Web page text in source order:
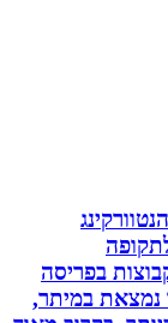
בפריסה
במיתר,